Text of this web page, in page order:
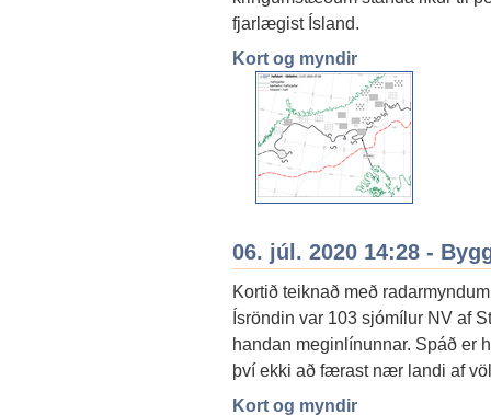
fjarlægist Ísland.
Kort og myndir
06. júl. 2020 14:28 -
Kortið teiknað með
Ísröndin var 103 sjómílur NV af
handan meginlínunnar. Spáð er
því ekki að færast nær landi af
Kort og myndir